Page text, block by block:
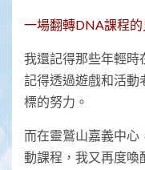
一場翻轉DNA課程的
我還記得那些年輕時
記得透過遊戲和活動
標的努力。
而在靈鷲山嘉義中
動課程，我又再度喚